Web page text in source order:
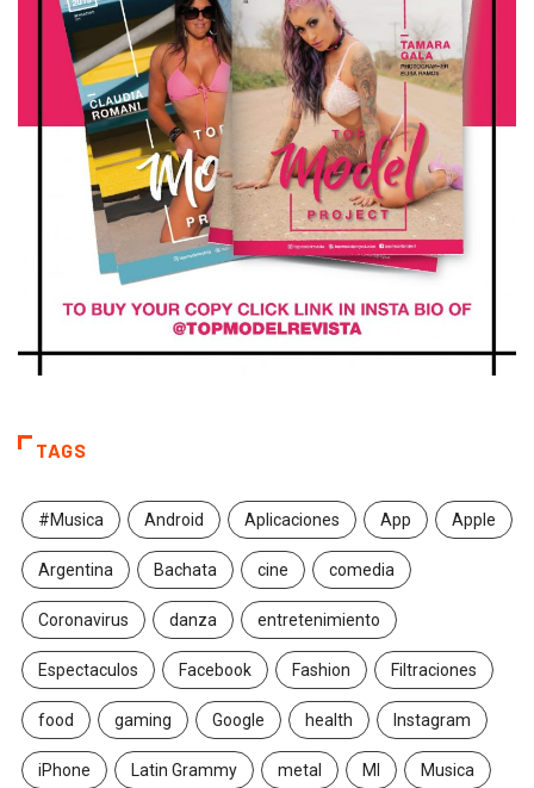
TAGS
#Musica Android Aplicaciones App Apple
Argentina Bachata cine comedia
Coronavirus danza entretenimiento
Espectaculos Facebook Fashion Filtraciones
food gaming Google health Instagram
iPhone Latin Grammy metal MI Musica